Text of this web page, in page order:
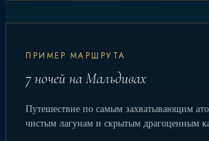
ПРИМЕР МАРШРУТА
7 ночей на Мальдивах
Путешествие по самым захватывающим
чистым лагунам и скрытым драгоценным